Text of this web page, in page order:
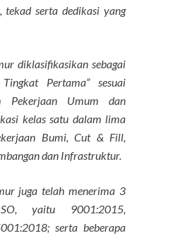
serta dedikasi yang
diklasifikasikan sebagai
Pertama” sesuai
Pekerjaan Umum dan
kelas satu dalam lima
Bumi, Cut & Fill,
dan Infrastruktur.
juga telah menerima 3
yaitu 9001:2015,
serta beberapa